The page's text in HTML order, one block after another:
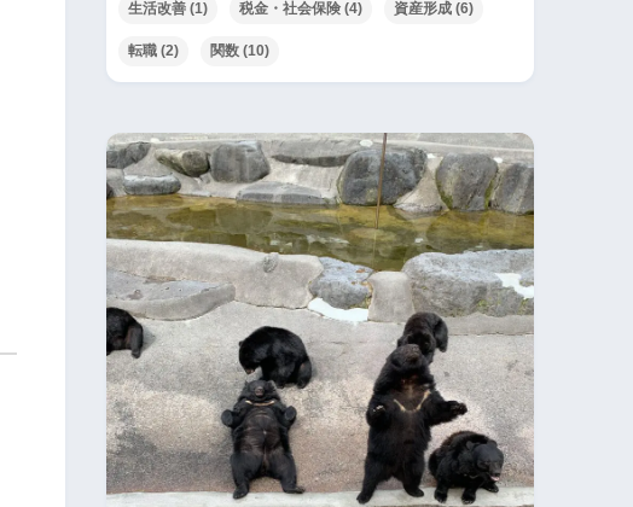
生活改善 (1) 税金・社会保険 (4) 資産形成 (6)
転職 (2) 関数 (10)